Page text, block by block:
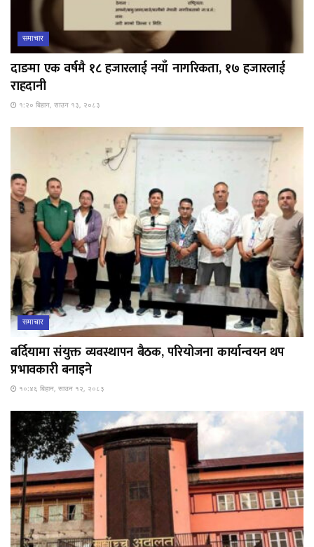
समाचार
दाङमा एक वर्षमै १८ हजारलाई नयाँ नागरिकता, १७ हजारलाई
राहदानी
१:२० बिहान, साउन १३, २०८३
समाचार
बर्दियामा संयुक्त व्यवस्थापन बैठक, परियोजना कार्यान्वयन थप
प्रभावकारी बनाइने
१०:४६ बिहान, साउन १२, २०८३